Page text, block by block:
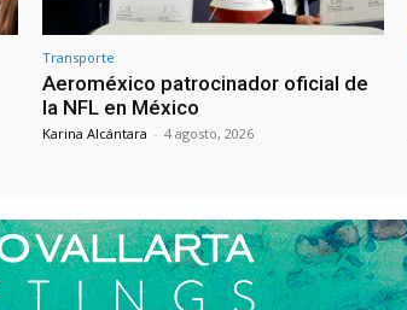
Transporte
Aeroméxico patrocinador oficial de
la NFL en México
Karina Alcántara - 4 agosto, 2026